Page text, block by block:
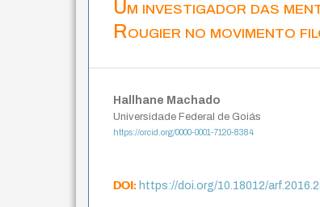
Um investigador das
Rougier no movimento
Hallhane Machado
Universidade Federal de Goiás
https://orcid.org/0000-0001-7120-8384
DOI:https://doi.org/10.18012/